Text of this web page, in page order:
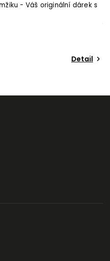
- Váš originální dárek s
Detail